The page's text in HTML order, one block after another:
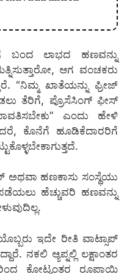
ಬಂದ ಲಾಭದ ಹಣವನ್ನು
ಆಗ ವಂಚಕರು
“ನಿಮ್ಮ ಖಾತೆಯನ್ನು ಫ್ರೀಜ್
ತೆರಿಗೆ, ಪ್ರೊಸೆಸಿಂಗ್ ಫೀಸ್
ಎಂದು ಹೇಳಿ
ಆದರೆ, ಕೊನೆಗೆ ಹೂಡಿಕೆದಾರರಿಗೆ
ಅಥವಾ ಹಣಕಾಸು ಸಂಸ್ಥೆಯು
ಹೆಚ್ಚುವರಿ ಹಣವನ್ನು
ಇದೇ ರೀತಿ ವಾಟ್ಸಾಪ್
ನಕಲಿ ಆ್ಯಪ್ನಲ್ಲಿ ಲಕ್ಷಾಂತರ
ಕೋಟ್ಯಂತರ ರೂಪಾಯಿ